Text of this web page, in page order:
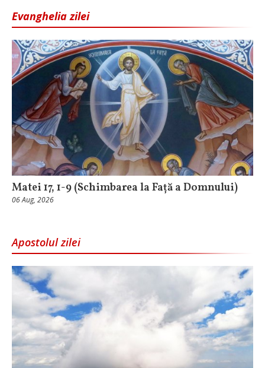
Evanghelia zilei
Matei 17, 1-9 (Schimbarea la Față a Domnului)
06 Aug, 2026
Apostolul zilei